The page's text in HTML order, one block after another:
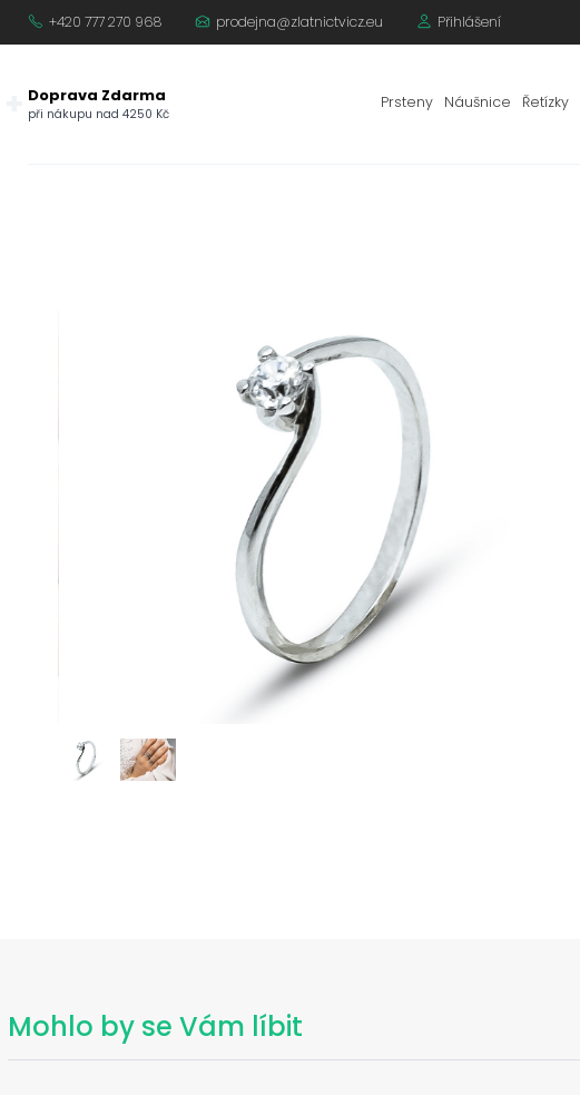
+420 777 270 968 prodejna@zlatnictvicz.eu Přihlášení
Doprava Zdarma
při nákupu nad 4250 Kč
Prsteny Náušnice Řetízky
Mohlo by se Vám líbit